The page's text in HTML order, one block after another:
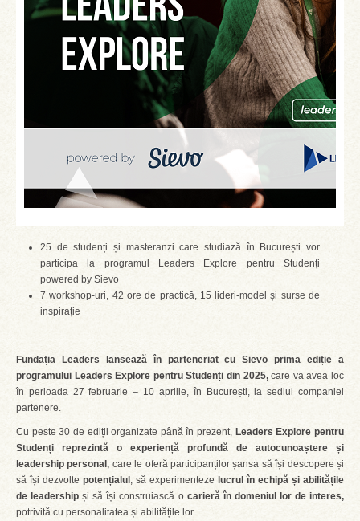
25 de studenți și masteranzi care studiază în București vor
participa la programul Leaders Explore pentru Studenți
powered by Sievo
7 workshop-uri, 42 ore de practică, 15 lideri-model și surse de
inspirație
Fundația Leaders lansează în parteneriat cu Sievo prima ediție a
programului Leaders Explore pentru Studenți din 2025,care va avea loc
în perioada 27 februarie – 10 aprilie, în București, la sediul companiei
partenere.
Cu peste 30 de ediții organizate până în prezent, Leaders Explore pentru
Studenți reprezintă o experiență profundă de autocunoaștere și
leadership personal, care le oferă participanților șansa să își descopere și
să își dezvolte potențialul , să experimenteze lucrul în echipă și abilitățile
de leadership și să își construiască o carieră în domeniul lor de interes,
potrivită cu personalitatea și abilitățile lor.